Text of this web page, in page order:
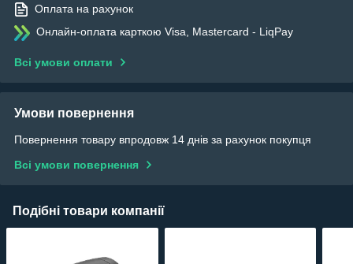
Оплата на рахунок
Онлайн-оплата карткою Visa, Mastercard - LiqPay
Всі умови оплати
Умови повернення
Повернення товару впродовж 14 днів за рахунок покупця
Всі умови повернення
Подібні товари компанії